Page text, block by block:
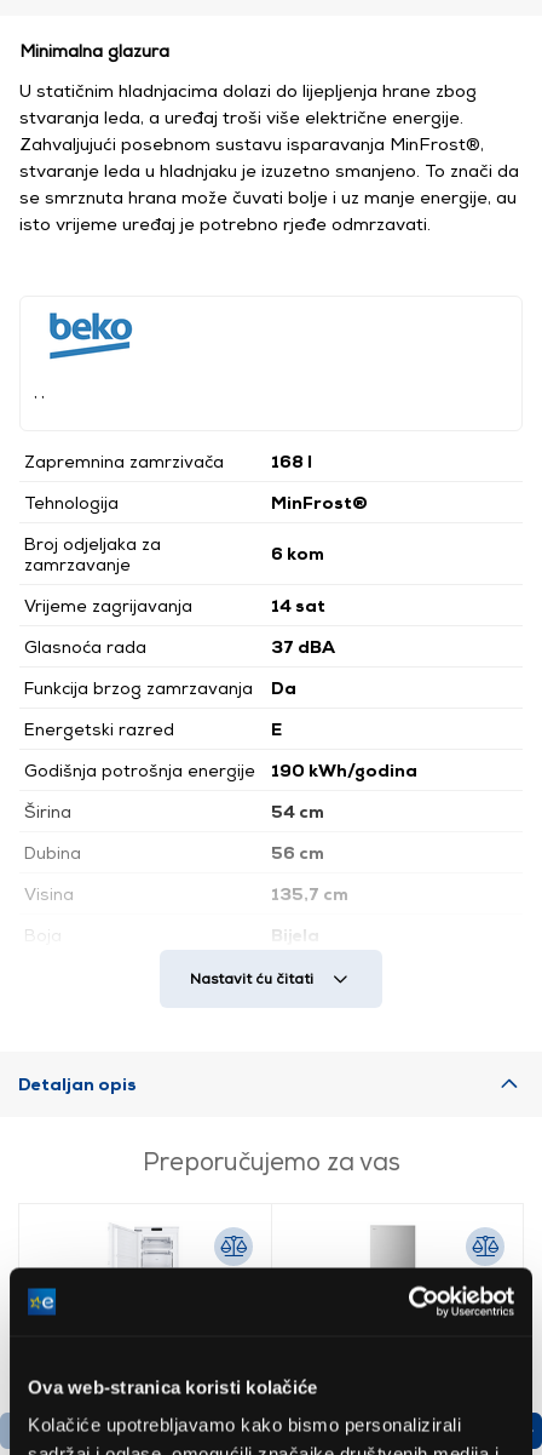
Ova web-stranica koristi kolačiće
Kolačiće upotrebljavamo kako bismo personalizirali
Zapremnina zamrzivača
168 l
Tehnologija
MinFrost®
Broj odjeljaka za
zamrzavanje
6 kom
Vrijeme zagrijavanja
14 sat
Glasnoća rada
37 dBA
Funkcija brzog zamrzavanja
Da
Energetski razred
E
Godišnja potrošnja energije
190 kWh/godina
Širina
54 cm
Dubina
56 cm
Visina
135,7 cm
Boja
Bijela
Zamrzivač
Nastavit ću čitati
Minimalna glazura
U statičnim hladnjacima dolazi do lijepljenja hrane zbog
stvaranja leda, a uređaj troši više električne energije.
Zahvaljujući posebnom sustavu isparavanja MinFrost®,
stvaranje leda u hladnjaku je izuzetno smanjeno. To znači da
se smrznuta hrana može čuvati bolje i uz manje energije, au
isto vrijeme uređaj je potrebno rjeđe odmrzavati.
Detaljan opis
Preporučujemo za vas